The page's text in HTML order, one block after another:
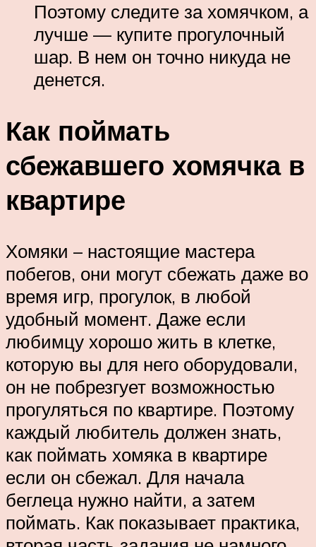
Поэтому следите за хомячком, а
лучше — купите прогулочный
шар. В нем он точно никуда не
денется.
Как поймать
сбежавшего хомячка в
квартире
Хомяки – настоящие мастера
побегов, они могут сбежать даже во
время игр, прогулок, в любой
удобный момент. Даже если
любимцу хорошо жить в клетке,
которую вы для него оборудовали,
он не побрезгует возможностью
прогуляться по квартире. Поэтому
каждый любитель должен знать,
как поймать хомяка в квартире
если он сбежал. Для начала
беглеца нужно найти, а затем
поймать. Как показывает практика,